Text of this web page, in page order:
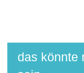
das könnte